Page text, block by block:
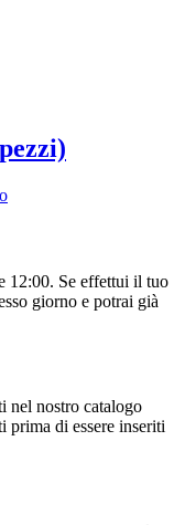
12:00. Se effettui il tuo
giorno e potrai già
nel nostro catalogo
prima di essere inseriti